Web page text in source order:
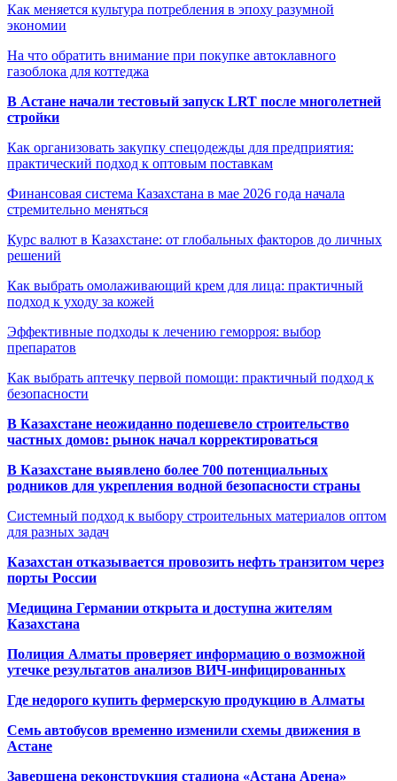
Как меняется культура потребления в эпоху разумной
экономии
На что обратить внимание при покупке автоклавного
газоблока для коттеджа
В Астане начали тестовый запуск LRT после многолетней
стройки
Как организовать закупку спецодежды для предприятия:
практический подход к оптовым поставкам
Финансовая система Казахстана в мае 2026 года начала
стремительно меняться
Курс валют в Казахстане: от глобальных факторов до личных
решений
Как выбрать омолаживающий крем для лица: практичный
подход к уходу за кожей
Эффективные подходы к лечению геморроя: выбор
препаратов
Как выбрать аптечку первой помощи: практичный подход к
безопасности
В Казахстане неожиданно подешевело строительство
частных домов: рынок начал корректироваться
В Казахстане выявлено более 700 потенциальных
родников для укрепления водной безопасности страны
Системный подход к выбору строительных материалов оптом
для разных задач
Казахстан отказывается провозить нефть транзитом через
порты России
Медицина Германии открыта и доступна жителям
Казахстана
Полиция Алматы проверяет информацию о возможной
утечке результатов анализов ВИЧ-инфицированных
Где недорого купить фермерскую продукцию в Алматы
Семь автобусов временно изменили схемы движения в
Астане
Завершена реконструкция стадиона «Астана Арена»